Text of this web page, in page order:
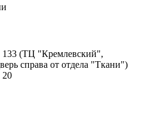
133 (ТЦ "Кремлевский",
справа от отдела "Ткани")
20